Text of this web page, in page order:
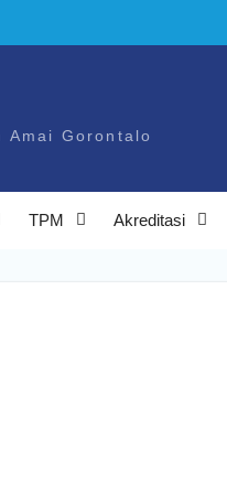
Amai Gorontalo
TPM Akreditasi